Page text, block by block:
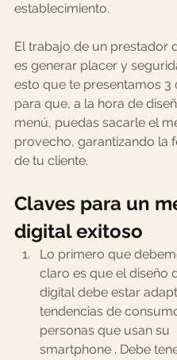
establecimiento.
El trabajo de un prestador
es generar placer y
esto que te presentamos 3
para que, a la hora de
menú, puedas sacarle el
provecho, garantizando la
de tu cliente.
Claves para un
digital exitoso
Lo primero que
claro es que el diseño
digital debe estar
tendencias de
personas que usan su
smartphone . Debe